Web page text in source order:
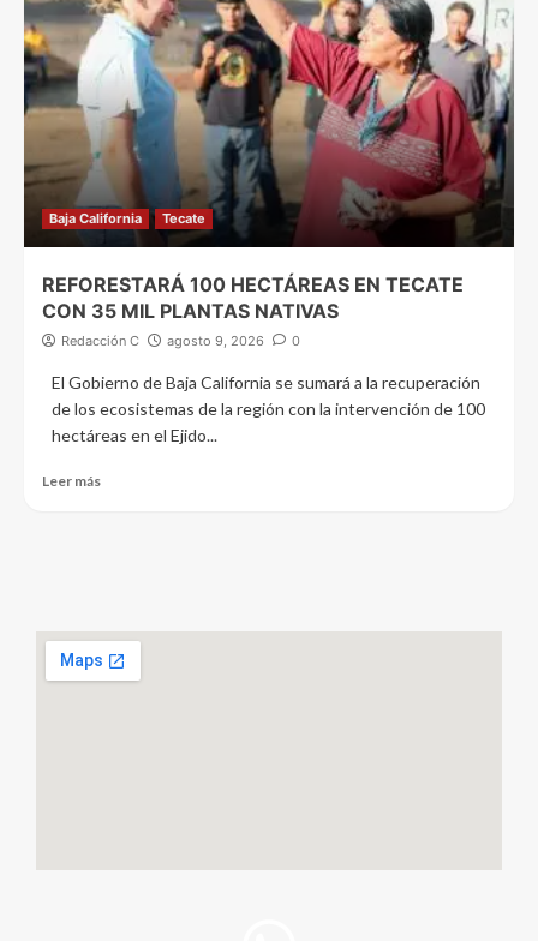
Baja California Tecate
REFORESTARÁ 100 HECTÁREAS EN TECATE
CON 35 MIL PLANTAS NATIVAS
Redacción C agosto 9, 2026 0
El Gobierno de Baja California se sumará a la recuperación
de los ecosistemas de la región con la intervención de 100
hectáreas en el Ejido...
Leer más